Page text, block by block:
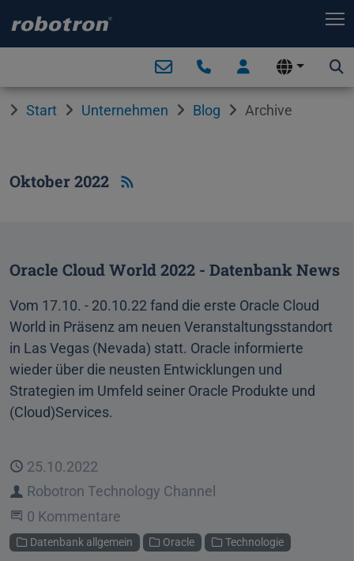
Start Unternehmen Blog Archive
Oktober 2022
Oracle Cloud World 2022 - Datenbank News
Vom 17.10. - 20.10.22 fand die erste Oracle Cloud
World in Präsenz am neuen Veranstaltungsstandort
in Las Vegas (Nevada) statt. Oracle informierte
wieder über die neusten Entwicklungen und
Strategien im Umfeld seiner Oracle Produkte und
(Cloud)Services.
Veröffentlicht
25.10.2022
Autor
Robotron Technology Channel
Beginne eine Unterhaltung
0 Kommentare
Kategorien
Datenbank allgemein Oracle Technologie